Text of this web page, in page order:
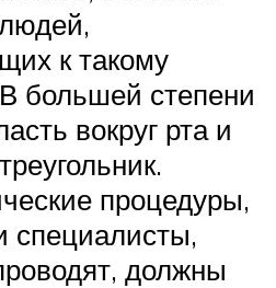
к такому
большей степени
вокруг рта и
процедуры,
специалисты,
должны